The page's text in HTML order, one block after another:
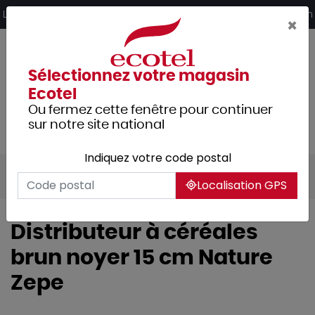
Livraison offerte dès 249€ HT d’achat et retrait 2h en magasin
Tous les produits Hôtellerie
Distributeur à céréales
brun noyer 15 cm Nature
Zepe
×
Sélectionnez votre magasin
Ecotel
Ou fermez cette fenêtre pour continuer
sur notre site national
Indiquez votre code postal
Localisation GPS
Panneau de gestion des cookies